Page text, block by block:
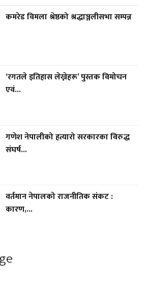
कमरेड विमला श्रेष्ठको श्रद्धाञ्जलीसभा सम्पन्न
‘रगतले इतिहास लेख्नेहरू’ पुस्तक विमोचन
एवं...
गणेश नेपालीको हत्यारो सरकारका विरुद्ध
संघर्ष...
वर्तमान नेपालको राजनीतिक संकट :
कारण,...